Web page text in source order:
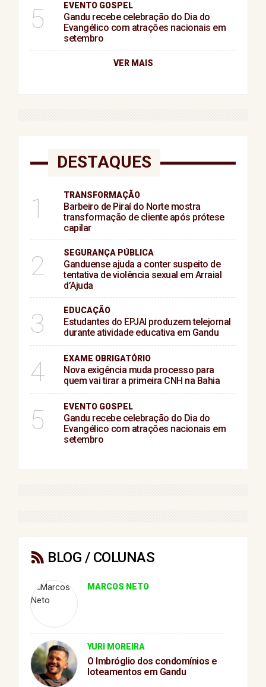
5 EVENTO GOSPEL
Gandu recebe celebração do Dia do
Evangélico com atrações nacionais em
setembro
VER MAIS
DESTAQUES
1 TRANSFORMAÇÃO
Barbeiro de Piraí do Norte mostra
transformação de cliente após prótese
capilar
2 SEGURANÇA PÚBLICA
Ganduense ajuda a conter suspeito de
tentativa de violência sexual em Arraial
d’Ajuda
3 EDUCAÇÃO
Estudantes do EPJAI produzem telejornal
durante atividade educativa em Gandu
4 EXAME OBRIGATÓRIO
Nova exigência muda processo para
quem vai tirar a primeira CNH na Bahia
5 EVENTO GOSPEL
Gandu recebe celebração do Dia do
Evangélico com atrações nacionais em
setembro
BLOG / COLUNAS
MARCOS NETO
YURI MOREIRA
O Imbróglio dos condomínios e
loteamentos em Gandu